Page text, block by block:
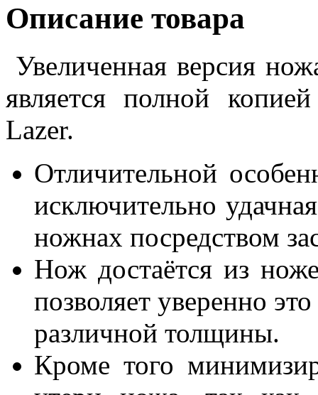
Описание товара
Увеличенная версия
является полной
Lazer.
Отличительной
исключительно
ножнах посредством
Нож достаётся из
позволяет уверенно
различной толщины.
Кроме того